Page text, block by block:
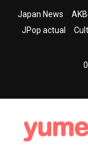
Japan News
JPop actual